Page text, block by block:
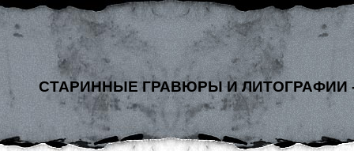
СТАРИННЫЕ ГРАВЮРЫ И ЛИТОГРАФИИ